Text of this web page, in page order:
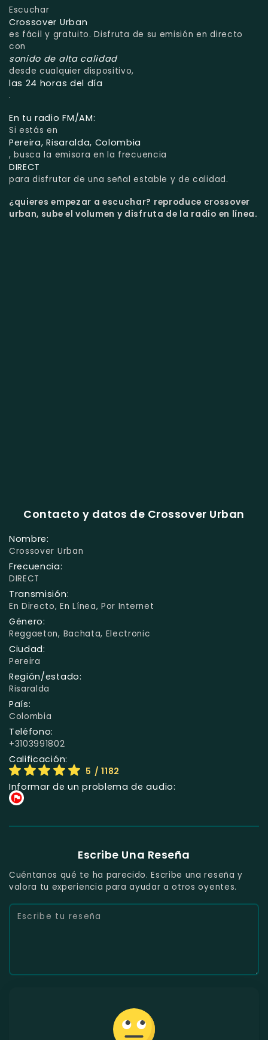
Escuchar
Crossover Urban
es fácil y gratuito. Disfruta de su emisión en directo
con
sonido de alta calidad
desde cualquier dispositivo,
las 24 horas del día
.
En tu radio FM/AM:
Si estás en
Pereira, Risaralda, Colombia
, busca la emisora en la frecuencia
DIRECT
para disfrutar de una señal estable y de calidad.
¿quieres empezar a escuchar? reproduce crossover
urban, sube el volumen y disfruta de la radio en línea.
Contacto y datos de Crossover Urban
Nombre:
Crossover Urban
Frecuencia:
DIRECT
Transmisión:
En Directo, En Línea, Por Internet
Género:
Reggaeton, Bachata, Electronic
Ciudad:
Pereira
Región/estado:
Risaralda
País:
Colombia
Teléfono:
+3103991802
Calificación:
5 / 1182
Informar de un problema de audio:
Escribe Una Reseña
Cuéntanos qué te ha parecido. Escribe una reseña y
valora tu experiencia para ayudar a otros oyentes.